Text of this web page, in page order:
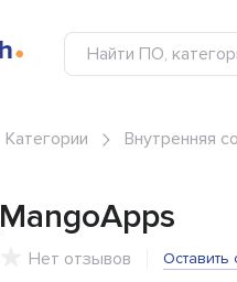
Категории Внутренняя
MangoApps
Нет отзывов Оставить